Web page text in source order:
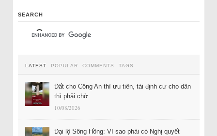
SEARCH
LATEST POPULAR COMMENTS TAGS
Đất cho Công An thì ưu tiên, tái định cư cho dân
thì phải chờ
10/08/2026
Đại lộ Sông Hồng: Vì sao phải có Nghị quyết